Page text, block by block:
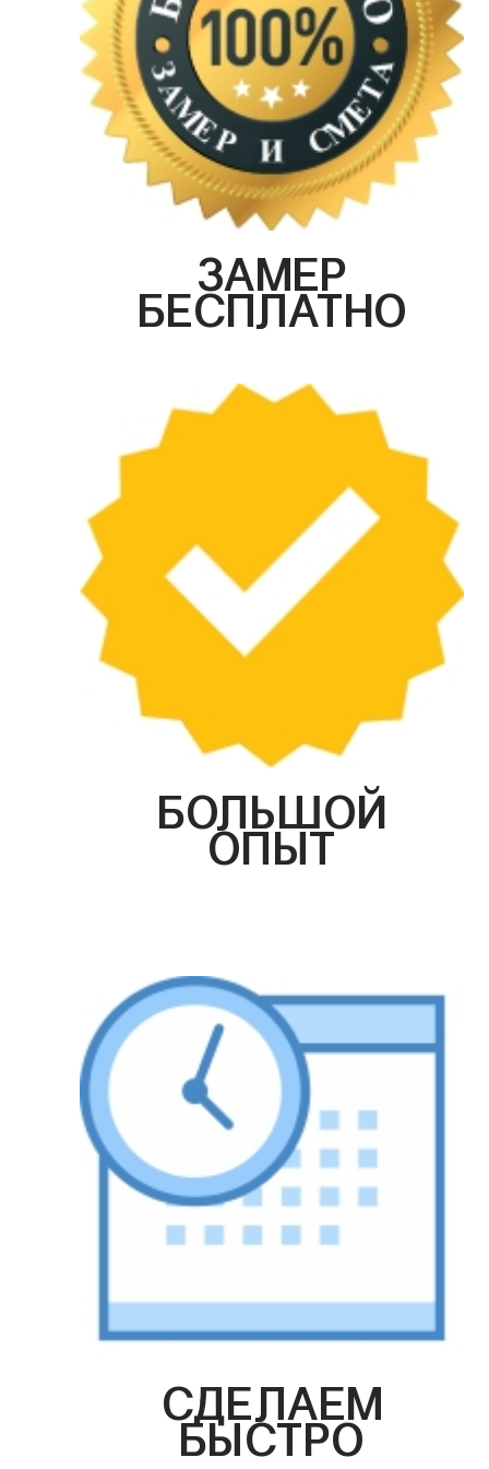
ЗАМЕР
БЕСПЛАТНО
БОЛЬШОЙ
ОПЫТ
СДЕЛАЕМ
БЫСТРО